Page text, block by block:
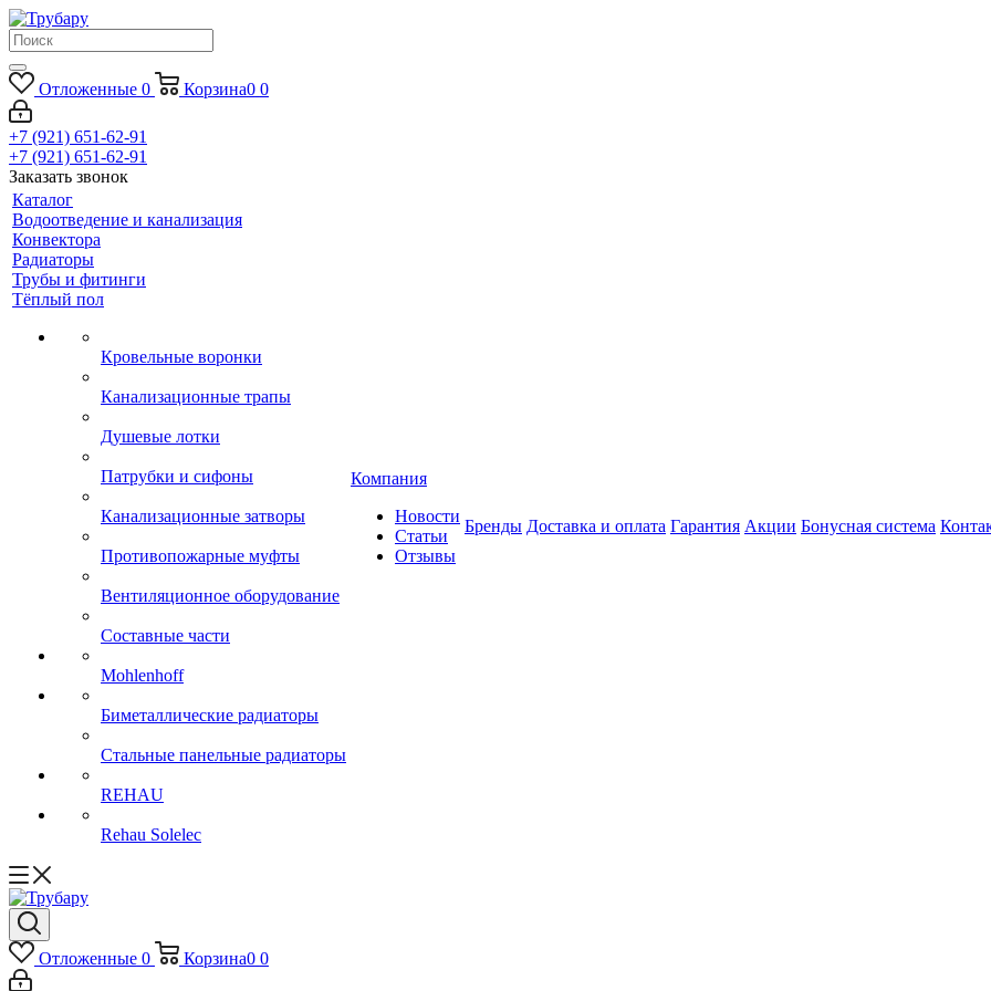
Отложенные 0 Корзина0 0
+7 (921) 651-62-91
+7 (921) 651-62-91
Заказать звонок
Каталог
Водоотведение и канализация
Конвектора
Радиаторы
Трубы и фитинги
Тёплый пол
Кровельные воронки
Канализационные трапы
Душевые лотки
Патрубки и сифоны
Канализационные затворы
Противопожарные муфты
Вентиляционное оборудование
Составные части
Mohlenhoff
Биметаллические радиаторы
Стальные панельные радиаторы
REHAU
Rehau Solelec
Компания
Новости
Статьи
Отзывы
Бренды Доставка и оплата Гарантия Акции Бонусная система
Отложенные 0 Корзина0 0